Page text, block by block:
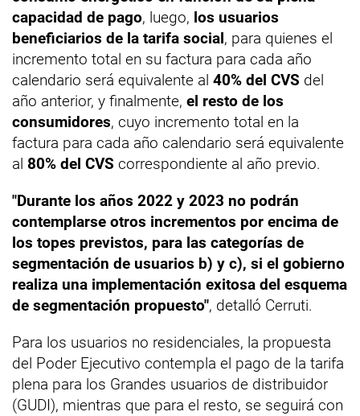
capacidad de pago, luego, los usuarios
beneficiarios de la tarifa social, para quienes el
incremento total en su factura para cada año
calendario será equivalente al 40% del CVS del
año anterior, y finalmente, el resto de los
consumidores, cuyo incremento total en la
factura para cada año calendario será equivalente
al 80% del CVS correspondiente al año previo.
"Durante los años 2022 y 2023 no podrán
contemplarse otros incrementos por encima de
los topes previstos, para las categorías de
segmentación de usuarios b) y c), si el gobierno
realiza una implementación exitosa del esquema
de segmentación propuesto", detalló Cerruti.
Para los usuarios no residenciales, la propuesta
del Poder Ejecutivo contempla el pago de la tarifa
plena para los Grandes usuarios de distribuidor
(GUDI), mientras que para el resto, se seguirá con